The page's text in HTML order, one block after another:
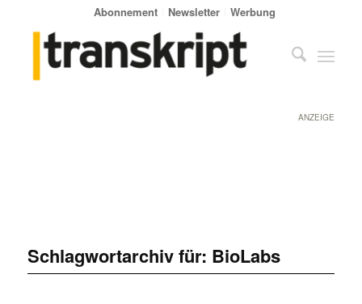
Abonnement Newsletter Werbung
ANZEIGE
Schlagwortarchiv für: BioLabs